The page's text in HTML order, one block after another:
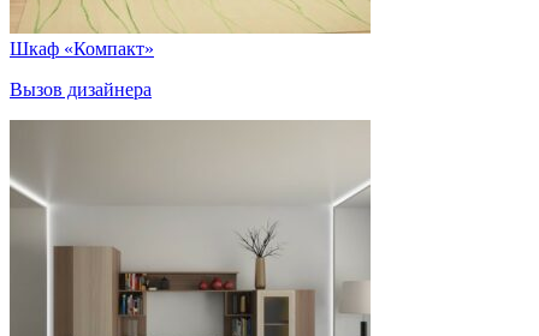
Шкаф «Компакт»
Вызов дизайнера